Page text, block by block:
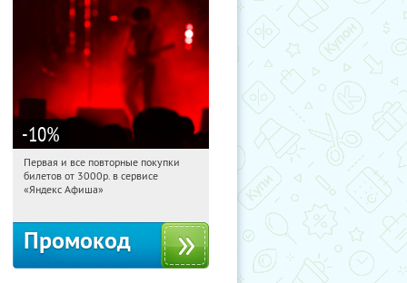
-10%
09:14:35 Получили:
Россия
Первая и все повторные покупки
билетов от 3000р. в сервисе
«Яндекс Афиша»
Промокод